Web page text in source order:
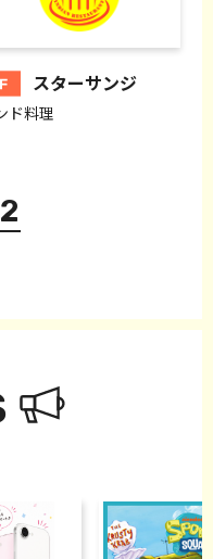
スターサンジ
ド料理
2